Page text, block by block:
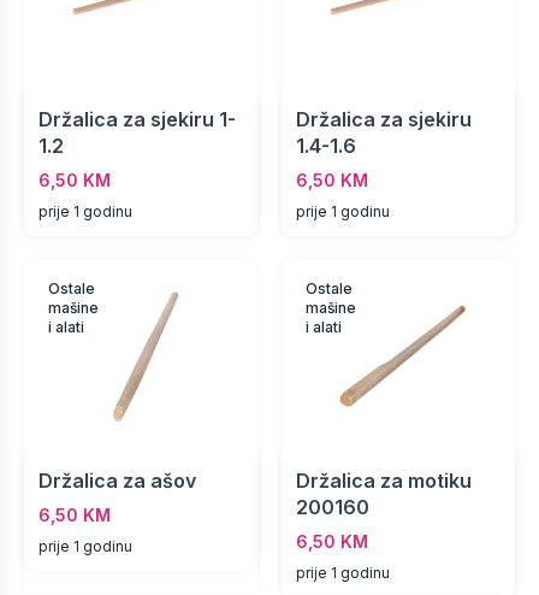
Držalica za sjekiru 1-
1.2
6,50 KM
prije 1 godinu
Držalica za sjekiru
1.4-1.6
6,50 KM
prije 1 godinu
Ostale
mašine
i alati
Držalica za ašov
6,50 KM
prije 1 godinu
Ostale
mašine
i alati
Držalica za motiku
200160
6,50 KM
prije 1 godinu